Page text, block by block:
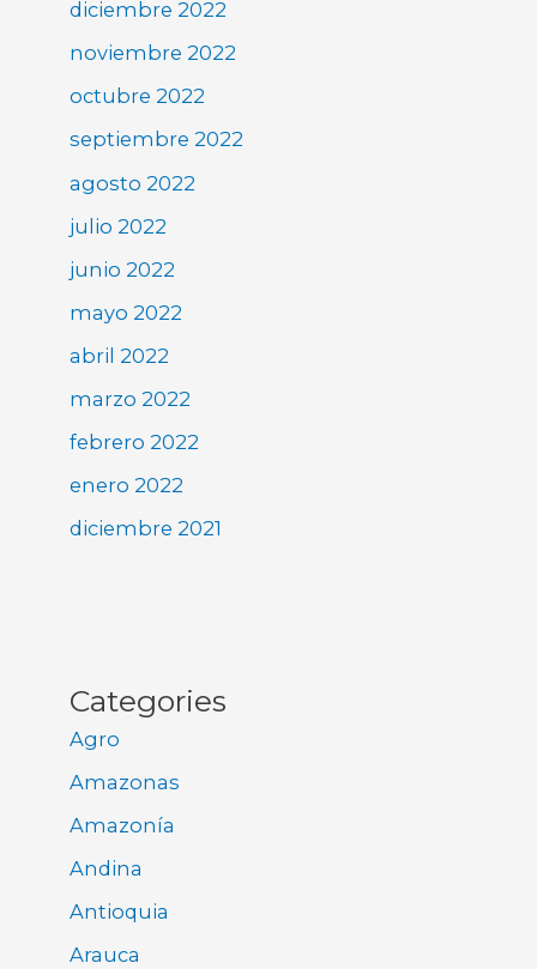
diciembre 2022
noviembre 2022
octubre 2022
septiembre 2022
agosto 2022
julio 2022
junio 2022
mayo 2022
abril 2022
marzo 2022
febrero 2022
enero 2022
diciembre 2021
Categories
Agro
Amazonas
Amazonía
Andina
Antioquia
Arauca